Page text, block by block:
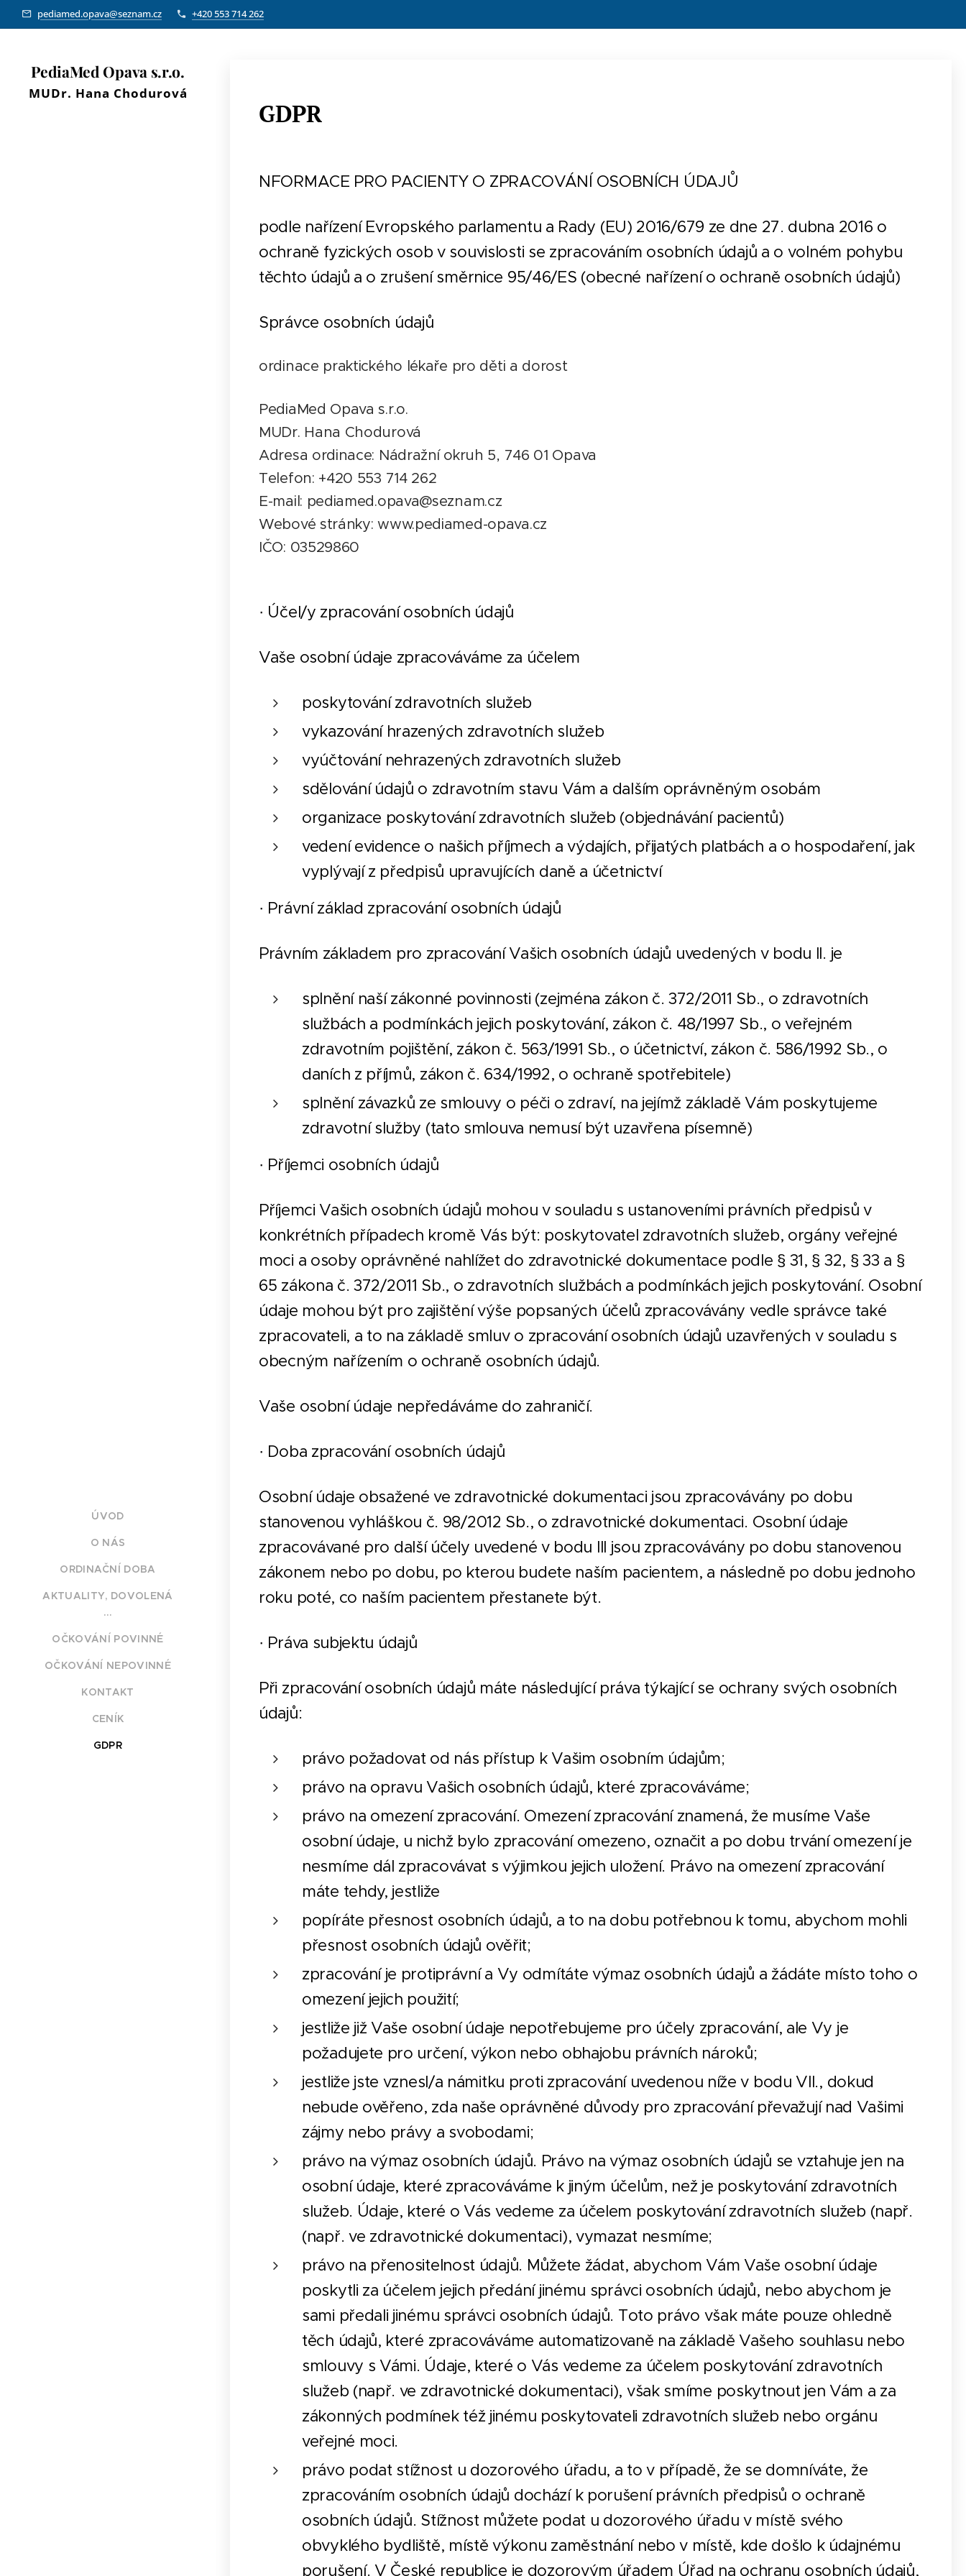
pediamed.opava@seznam.cz +420 553 714 262
PediaMed Opava s.r.o.
MUDr. Hana Chodurová
ÚVOD
O NÁS
ORDINAČNÍ DOBA
AKTUALITY, DOVOLENÁ
...
OČKOVÁNÍ POVINNÉ
OČKOVÁNÍ NEPOVINNÉ
KONTAKT
CENÍK
GDPR
GDPR
NFORMACE PRO PACIENTY O ZPRACOVÁNÍ OSOBNÍCH ÚDAJŮ
podle nařízení Evropského parlamentu a Rady (EU) 2016/679 ze dne 27. dubna 2016 o
ochraně fyzických osob v souvislosti se zpracováním osobních údajů a o volném pohybu
těchto údajů a o zrušení směrnice 95/46/ES (obecné nařízení o ochraně osobních údajů)
Správce osobních údajů
ordinace praktického lékaře pro děti a dorost
PediaMed Opava s.r.o.
MUDr. Hana Chodurová
Adresa ordinace: Nádražní okruh 5, 746 01 Opava
Telefon: +420 553 714 262
E-mail: pediamed.opava@seznam.cz
Webové stránky: www.pediamed-opava.cz
IČO: 03529860
· Účel/y zpracování osobních údajů
Vaše osobní údaje zpracováváme za účelem
poskytování zdravotních služeb
vykazování hrazených zdravotních služeb
vyúčtování nehrazených zdravotních služeb
sdělování údajů o zdravotním stavu Vám a dalším oprávněným osobám
organizace poskytování zdravotních služeb (objednávání pacientů)
vedení evidence o našich příjmech a výdajích, přijatých platbách a o hospodaření, jak
vyplývají z předpisů upravujících daně a účetnictví
· Právní základ zpracování osobních údajů
Právním základem pro zpracování Vašich osobních údajů uvedených v bodu II. je
splnění naší zákonné povinnosti (zejména zákon č. 372/2011 Sb., o zdravotních
službách a podmínkách jejich poskytování, zákon č. 48/1997 Sb., o veřejném
zdravotním pojištění, zákon č. 563/1991 Sb., o účetnictví, zákon č. 586/1992 Sb., o
daních z příjmů, zákon č. 634/1992, o ochraně spotřebitele)
splnění závazků ze smlouvy o péči o zdraví, na jejímž základě Vám poskytujeme
zdravotní služby (tato smlouva nemusí být uzavřena písemně)
· Příjemci osobních údajů
Příjemci Vašich osobních údajů mohou v souladu s ustanoveními právních předpisů v
konkrétních případech kromě Vás být: poskytovatel zdravotních služeb, orgány veřejné
moci a osoby oprávněné nahlížet do zdravotnické dokumentace podle § 31, § 32, § 33 a §
65 zákona č. 372/2011 Sb., o zdravotních službách a podmínkách jejich poskytování. Osobní
údaje mohou být pro zajištění výše popsaných účelů zpracovávány vedle správce také
zpracovateli, a to na základě smluv o zpracování osobních údajů uzavřených v souladu s
obecným nařízením o ochraně osobních údajů.
Vaše osobní údaje nepředáváme do zahraničí.
· Doba zpracování osobních údajů
Osobní údaje obsažené ve zdravotnické dokumentaci jsou zpracovávány po dobu
stanovenou vyhláškou č. 98/2012 Sb., o zdravotnické dokumentaci. Osobní údaje
zpracovávané pro další účely uvedené v bodu III jsou zpracovávány po dobu stanovenou
zákonem nebo po dobu, po kterou budete naším pacientem, a následně po dobu jednoho
roku poté, co naším pacientem přestanete být.
· Práva subjektu údajů
Při zpracování osobních údajů máte následující práva týkající se ochrany svých osobních
údajů:
právo požadovat od nás přístup k Vašim osobním údajům;
právo na opravu Vašich osobních údajů, které zpracováváme;
právo na omezení zpracování. Omezení zpracování znamená, že musíme Vaše
osobní údaje, u nichž bylo zpracování omezeno, označit a po dobu trvání omezení je
nesmíme dál zpracovávat s výjimkou jejich uložení. Právo na omezení zpracování
máte tehdy, jestliže
popíráte přesnost osobních údajů, a to na dobu potřebnou k tomu, abychom mohli
přesnost osobních údajů ověřit;
zpracování je protiprávní a Vy odmítáte výmaz osobních údajů a žádáte místo toho o
omezení jejich použití;
jestliže již Vaše osobní údaje nepotřebujeme pro účely zpracování, ale Vy je
požadujete pro určení, výkon nebo obhajobu právních nároků;
jestliže jste vznesl/a námitku proti zpracování uvedenou níže v bodu VII., dokud
nebude ověřeno, zda naše oprávněné důvody pro zpracování převažují nad Vašimi
zájmy nebo právy a svobodami;
právo na výmaz osobních údajů. Právo na výmaz osobních údajů se vztahuje jen na
osobní údaje, které zpracováváme k jiným účelům, než je poskytování zdravotních
služeb. Údaje, které o Vás vedeme za účelem poskytování zdravotních služeb (např.
(např. ve zdravotnické dokumentaci), vymazat nesmíme;
právo na přenositelnost údajů. Můžete žádat, abychom Vám Vaše osobní údaje
poskytli za účelem jejich předání jinému správci osobních údajů, nebo abychom je
sami předali jinému správci osobních údajů. Toto právo však máte pouze ohledně
těch údajů, které zpracováváme automatizovaně na základě Vašeho souhlasu nebo
smlouvy s Vámi. Údaje, které o Vás vedeme za účelem poskytování zdravotních
služeb (např. ve zdravotnické dokumentaci), však smíme poskytnout jen Vám a za
zákonných podmínek též jinému poskytovateli zdravotních služeb nebo orgánu
veřejné moci.
právo podat stížnost u dozorového úřadu, a to v případě, že se domníváte, že
zpracováním osobních údajů dochází k porušení právních předpisů o ochraně
osobních údajů. Stížnost můžete podat u dozorového úřadu v místě svého
obvyklého bydliště, místě výkonu zaměstnání nebo v místě, kde došlo k údajnému
porušení. V České republice je dozorovým úřadem Úřad na ochranu osobních údajů,